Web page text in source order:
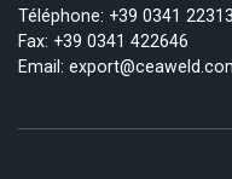
Téléphone: +39 0341
Fax: +39 0341 422646
Email: